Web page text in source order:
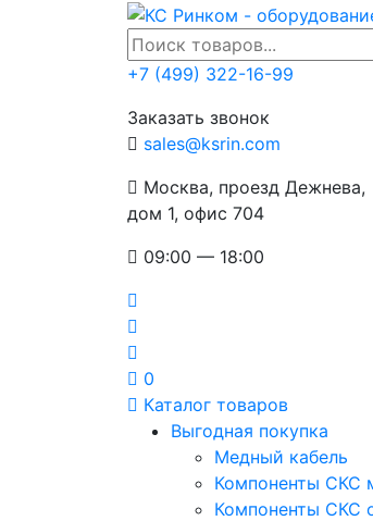
+7 (499) 322-16-99
Заказать звонок
sales@ksrin.com
Москва, проезд Дежнева,
дом 1, офис 704
09:00 — 18:00
0
Каталог товаров
Выгодная покупка
Медный кабель
Компоненты СКС
Компоненты СКС